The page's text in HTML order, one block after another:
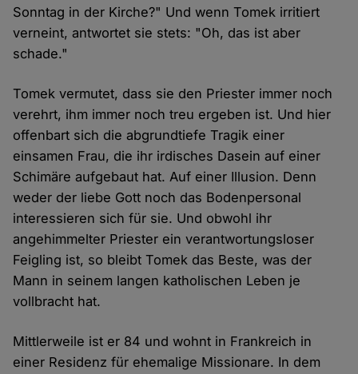
Sonntag in der Kirche?" Und wenn Tomek irritiert
verneint, antwortet sie stets: "Oh, das ist aber
schade."
Tomek vermutet, dass sie den Priester immer noch
verehrt, ihm immer noch treu ergeben ist. Und hier
offenbart sich die abgrundtiefe Tragik einer
einsamen Frau, die ihr irdisches Dasein auf einer
Schimäre aufgebaut hat. Auf einer Illusion. Denn
weder der liebe Gott noch das Bodenpersonal
interessieren sich für sie. Und obwohl ihr
angehimmelter Priester ein verantwortungsloser
Feigling ist, so bleibt Tomek das Beste, was der
Mann in seinem langen katholischen Leben je
vollbracht hat.
Mittlerweile ist er 84 und wohnt in Frankreich in
einer Residenz für ehemalige Missionare. In dem